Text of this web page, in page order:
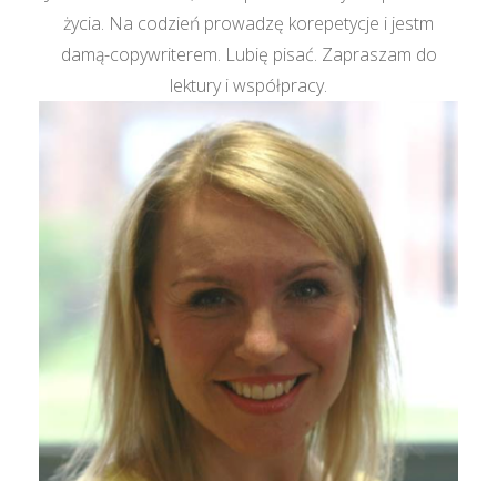
życia. Na codzień prowadzę korepetycje i jestm
damą-copywriterem. Lubię pisać. Zapraszam do
lektury i współpracy.